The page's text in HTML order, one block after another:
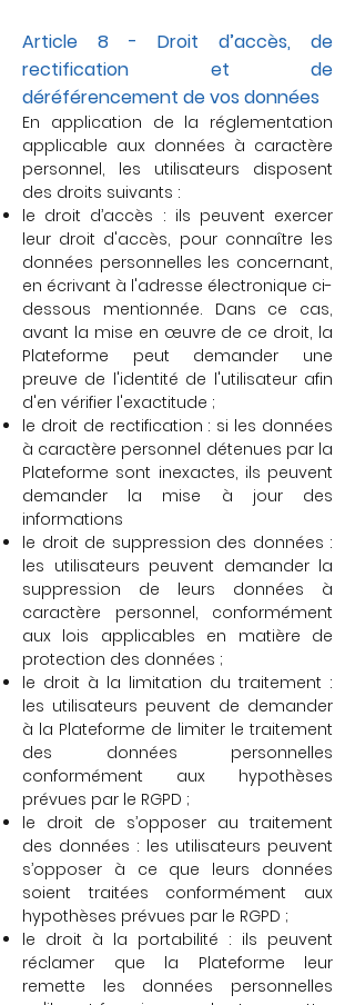
Article 8 - Droit d’accès, de
rectification et de
déréférencement de vos données
En application de la réglementation
applicable aux données à caractère
personnel, les utilisateurs disposent
des droits suivants :
le droit d’accès : ils peuvent exercer
leur droit d'accès, pour connaître les
données personnelles les concernant,
en écrivant à l'adresse électronique ci-
dessous mentionnée. Dans ce cas,
avant la mise en œuvre de ce droit, la
Plateforme peut demander une
preuve de l'identité de l'utilisateur afin
d'en vérifier l'exactitude ;
le droit de rectification : si les données
à caractère personnel détenues par la
Plateforme sont inexactes, ils peuvent
demander la mise à jour des
informations
le droit de suppression des données :
les utilisateurs peuvent demander la
suppression de leurs données à
caractère personnel, conformément
aux lois applicables en matière de
protection des données ;
le droit à la limitation du traitement :
les utilisateurs peuvent de demander
à la Plateforme de limiter le traitement
des données personnelles
conformément aux hypothèses
prévues par le RGPD ;
le droit de s’opposer au traitement
des données : les utilisateurs peuvent
s’opposer à ce que leurs données
soient traitées conformément aux
hypothèses prévues par le RGPD ;
le droit à la portabilité : ils peuvent
réclamer que la Plateforme leur
remette les données personnelles